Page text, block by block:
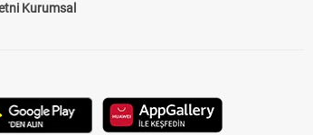
Kurumsal